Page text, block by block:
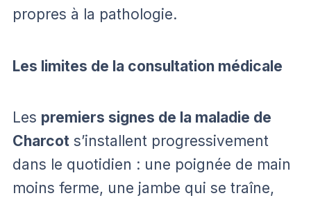
propres à la pathologie.
Les limites de la consultation médicale
Les premiers signes de la maladie de
Charcot s’installent progressivement
dans le quotidien : une poignée de main
moins ferme, une jambe qui se traîne,